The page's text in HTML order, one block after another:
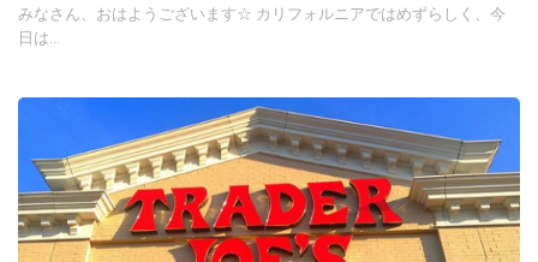
みなさん、おはようございます☆ カリフォルニアではめずらしく、今
日は...